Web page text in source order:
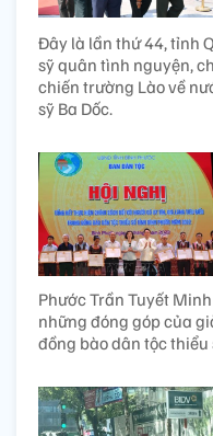
Đây là lần thứ 44, tỉnh
sỹ quân tình nguyện,
chiến trường Lào về
sỹ Ba Dốc.
Phước Trần Tuyết
những đóng góp của
đồng bào dân tộc